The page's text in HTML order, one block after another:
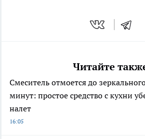
Читайте
Смеситель отмоется до
минут: простое средство с кухни
налет
16:05